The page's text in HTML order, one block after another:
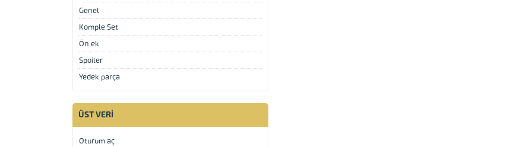
Genel
Komple Set
Ön ek
Spoiler
Yedek parça
ÜST VERI
Oturum aç
Müşteri Temsilcisi